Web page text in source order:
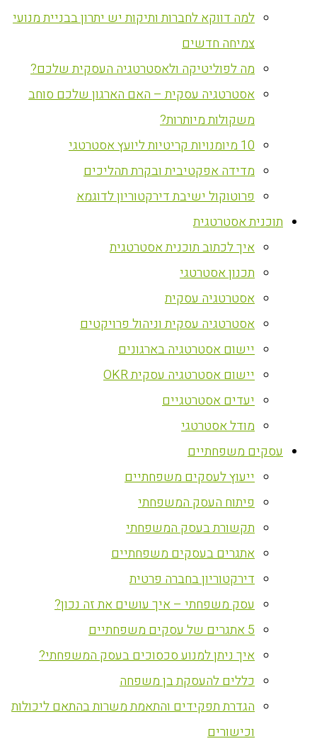
למה דווקא לחברות ותיקות יש יתרון בבניית מנועי
צמיחה חדשים
מה לפוליטיקה ולאסטרטגיה העסקית שלכם?
אסטרטגיה עסקית – האם הארגון שלכם סוחב
משקולות מיותרות?
10 מיומנויות קריטיות ליועץ אסטרטגי
מדידה אפקטיבית ובקרת תהליכים
פרוטוקול ישיבת דירקטוריון לדוגמא
‏תוכנית אסטרטגית
איך לכתוב תוכנית אסטרטגית
תכנון אסטרטגי
אסטרטגיה עסקית
אסטרטגיה עסקית וניהול פרויקטים
יישום אסטרטגיה בארגונים
יישום אסטרטגיה עסקית OKR
יעדים אסטרטגיים
מודל אסטרטגי
עסקים משפחתיים
ייעוץ לעסקים משפחתיים
פיתוח העסק המשפחתי
תקשורת בעסק המשפחתי
אתגרים בעסקים משפחתיים
דירקטוריון בחברה פרטית
עסק משפחתי – איך עושים את זה נכון?
5 אתגרים של עסקים משפחתיים
איך ניתן למנוע סכסוכים בעסק המשפחתי?
כללים להעסקת בן משפחה
הגדרת תפקידים והתאמת משרות בהתאם ליכולות
וכישורים